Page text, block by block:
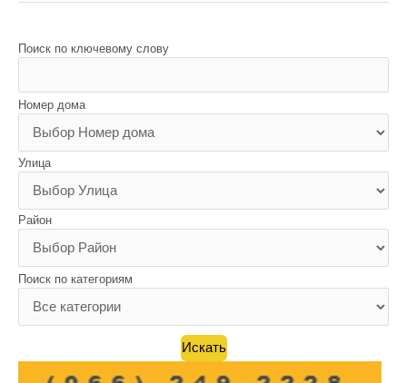
Поиск по ключевому слову
Номер дома
Улица
Район
Поиск по категориям